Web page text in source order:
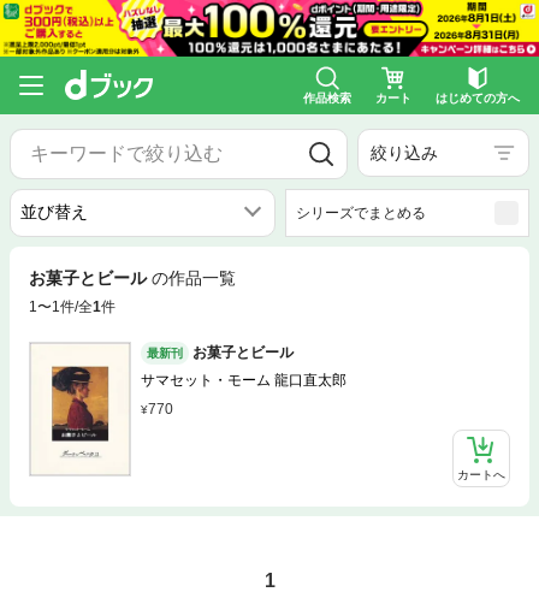
作品検索 カート はじめての方へ
絞り込み
シリーズでまとめる
お菓子とビール の作品一覧
1〜1件/全1件
最新刊
お菓子とビール
サマセット・モーム 龍口直太郎
770
カートへ
1